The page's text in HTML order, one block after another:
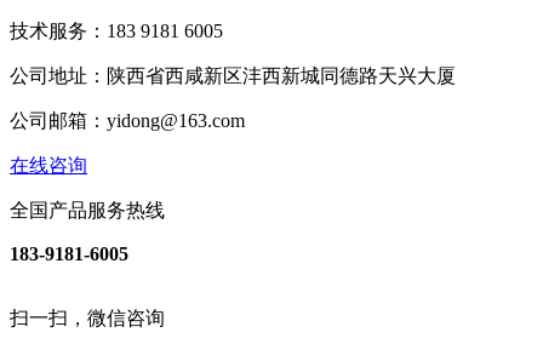
技术服务：183 9181 6005
公司地址：陕西省西咸新区沣西新城同德路天兴大厦
公司邮箱：yidong@163.com
在线咨询
全国产品服务热线
183-9181-6005
扫一扫，微信咨询